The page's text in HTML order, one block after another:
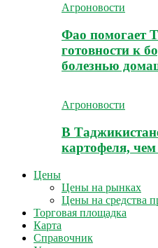
Агроновости
Фао помогает
готовности к
болезнью
Агроновости
В
картофеля,
Цены
Цены на рынках
Цены на средства
Торговая площадка
Карта
Справочник